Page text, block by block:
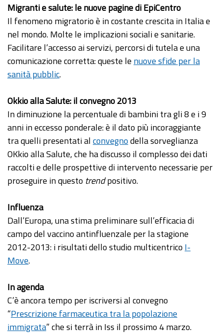
Migranti e salute: le nuove pagine di EpiCentro
Il fenomeno migratorio è in costante crescita in Italia e
nel mondo. Molte le implicazioni sociali e sanitarie.
Facilitare l’accesso ai servizi, percorsi di tutela e una
comunicazione corretta: queste le nuove sfide per la
sanità pubblic.
Okkio alla Salute: il convegno 2013
In diminuzione la percentuale di bambini tra gli 8 e i 9
anni in eccesso ponderale: è il dato più incoraggiante
tra quelli presentati alconvegnodella sorveglianza
OKkio alla Salute, che ha discusso il complesso dei dati
raccolti e delle prospettive di intervento necessarie per
proseguire in questo trendpositivo.
Influenza
Dall’Europa, una stima preliminare sull’efficacia di
campo del vaccino antinfluenzale per la stagione
2012-2013: i risultati dello studio multicentrico I-
Move.
In agenda
C’è ancora tempo per iscriversi al convegno
“Prescrizione farmaceutica tra la popolazione
immigrata” che si terrà in Iss il prossimo 4 marzo.